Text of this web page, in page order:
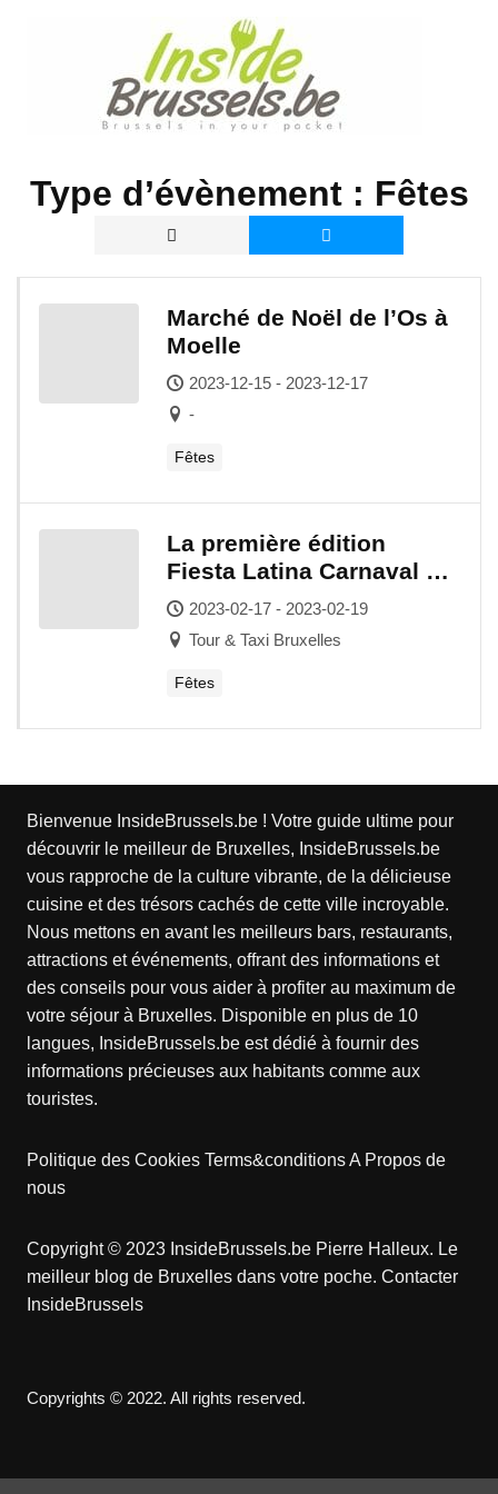
Type d’évènement : Fêtes
Marché de Noël de l’Os à
Moelle
2023-12-15 - 2023-12-17
-
Fêtes
La première édition
Fiesta Latina Carnaval à
Tour&Taxi Bruxelles 2023
2023-02-17 - 2023-02-19
Tour & Taxi Bruxelles
Fêtes
Bienvenue InsideBrussels.be ! Votre guide ultime pour
découvrir le meilleur de Bruxelles, InsideBrussels.be
vous rapproche de la culture vibrante, de la délicieuse
cuisine et des trésors cachés de cette ville incroyable.
Nous mettons en avant les meilleurs bars, restaurants,
attractions et événements, offrant des informations et
des conseils pour vous aider à profiter au maximum de
votre séjour à Bruxelles. Disponible en plus de 10
langues, InsideBrussels.be est dédié à fournir des
informations précieuses aux habitants comme aux
touristes.
Politique des Cookies Terms&conditionsA Propos de
nous
Copyright © 2023 InsideBrussels.be Pierre Halleux. Le
meilleur blog de Bruxelles dans votre poche. Contacter
InsideBrussels
Copyrights © 2022. All rights reserved.